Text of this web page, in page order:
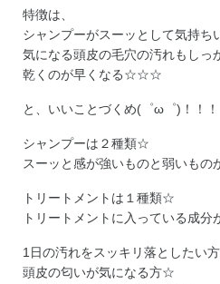
特徴は、
シャンプーがスーッとして気持ち
気になる頭皮の毛穴の汚れもしっ
乾くのが早くなる☆☆☆
と、いいことづくめ(゜ω゜)！！！
シャンプーは２種類☆
スーッと感が強いものと弱いも
トリートメントは１種類☆
トリートメントに入っている成
1日の汚れをスッキリ落としたい
頭皮の匂いが気になる方☆